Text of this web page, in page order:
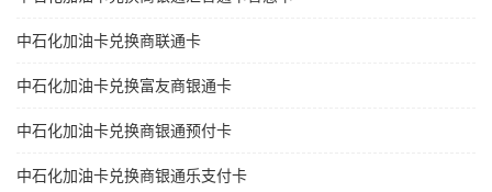
中石化加油卡兑换商联通卡
中石化加油卡兑换富友商银通卡
中石化加油卡兑换商银通预付卡
中石化加油卡兑换商银通乐支付卡